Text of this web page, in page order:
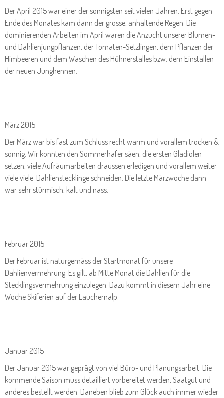
Der April 2015 war einer der sonnigsten seit vielen Jahren. Erst gegen
Ende des Monates kam dann der grosse, anhaltende Regen. Die
dominierenden Arbeiten im April waren die Anzucht unserer Blumen-
und Dahlienjungpflanzen, der Tomaten-Setzlingen, dem Pflanzen der
Himbeeren und dem Waschen des Hühnerstalles bzw. dem Einstallen
der neuen Junghennen.
März 2015
Der März war bis fast zum Schluss recht warm und vorallem trocken &
sonnig. Wir konnten den Sommerhafer säen, die ersten Gladiolen
setzen, viele Aufräumarbeiten draussen erledigen und vorallem weiter
viele viele Dahlienstecklinge schneiden. Die letzte Märzwoche dann
war sehr stürmisch, kalt und nass.
Februar 2015
Der Februar ist naturgemäss der Startmonat für unsere
Dahlienvermehrung. Es gilt, ab Mitte Monat die Dahlien für die
Stecklingsvermehrung einzulegen. Dazu kommt in diesem Jahr eine
Woche Skiferien auf der Lauchernalp.
Januar 2015
Der Januar 2015 war geprägt von viel Büro- und Planungsarbeit. Die
kommende Saison muss detailliert vorbereitet werden, Saatgut und
anderes bestellt werden. Daneben blieb zum Glück auch immer wieder